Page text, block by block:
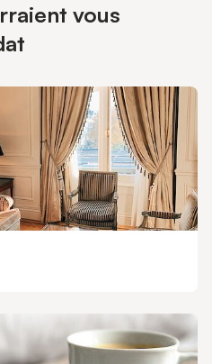
vous